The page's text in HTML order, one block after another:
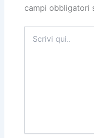
campi obbligatori
qui..